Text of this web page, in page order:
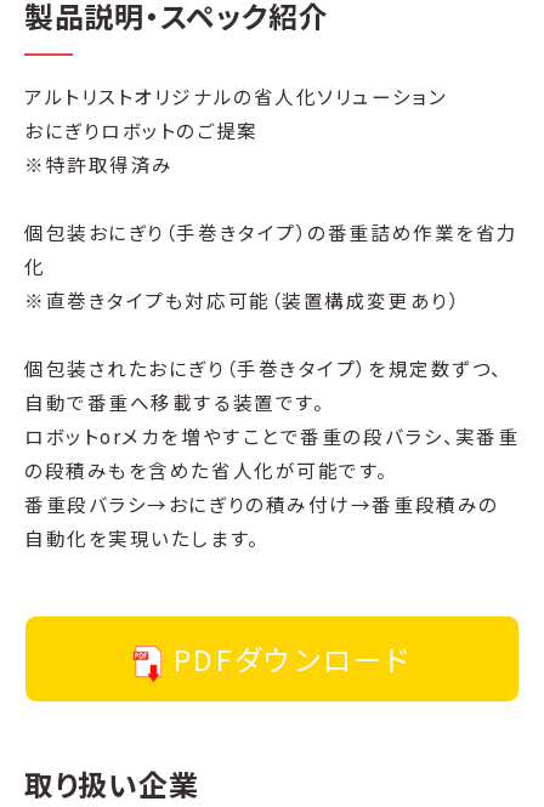
製品説明・スペック紹介
アルトリストオリジナルの省人化ソリューション
おにぎりロボットのご提案
※特許取得済み
個包装おにぎり（手巻きタイプ）の番重詰め作業を省力
化
※直巻きタイプも対応可能（装置構成変更あり）
個包装されたおにぎり（手巻きタイプ）を規定数ずつ、
自動で番重へ移載する装置です。
ロボットorメカを増やすことで番重の段バラシ、実番重
の段積みもを含めた省人化が可能です。
番重段バラシ→おにぎりの積み付け→番重段積みの
自動化を実現いたします。
PDFダウンロード
取り扱い企業